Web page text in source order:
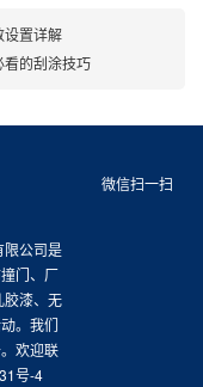
设置详解
的刮涂技巧
微信扫一扫
公司是
门、厂
胶漆、无
。我们
欢迎联
号-4